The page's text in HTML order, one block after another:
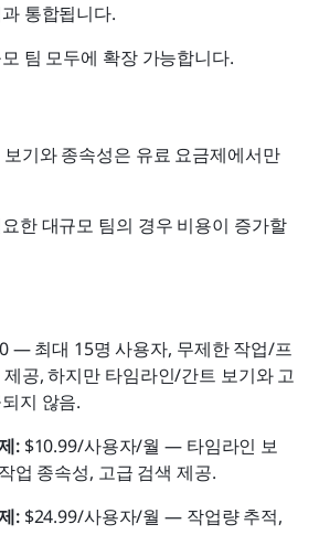
통합됩니다.
팀 모두에 확장 가능합니다.
기와 종속성은 유료 요금제에서만
한 대규모 팀의 경우 비용이 증가할
— 최대 15명 사용자, 무제한 작업/프
공, 하지만 타임라인/간트 보기와 고
지 않음.
: $10.99/사용자/월 — 타임라인 보
업 종속성, 고급 검색 제공.
: $24.99/사용자/월 — 작업량 추적,